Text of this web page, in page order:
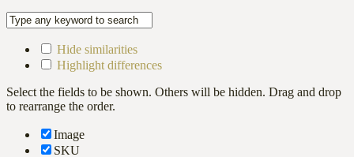
Hide similarities
Highlight differences
Select the fields to be shown. Others will be hidden. Drag and drop
to rearrange the order.
Image
SKU